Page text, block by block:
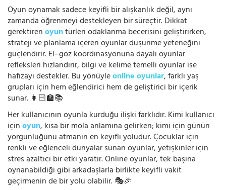
Oyun oynamak sadece keyifli bir alışkanlık değil, aynı
zamanda öğrenmeyi destekleyen bir süreçtir. Dikkat
gerektirenoyuntürleri odaklanma becerisini geliştirirken,
strateji ve planlama içeren oyunlar düşünme yeteneğini
güçlendirir. El–göz koordinasyonuna dayalı oyunlar
refleksleri hızlandırır, bilgi ve kelime temelli oyunlar ise
hafızayı destekler. Bu yönüyleonline oyunlar, farklı yaş
grupları için hem eğlendirici hem de geliştirici bir içerik
sunar. 👩🏻‍🏫📚
Her kullanıcının oyunla kurduğu ilişki farklıdır. Kimi kullanıcı
içinoyun, kısa bir mola anlamına gelirken; kimi için günün
yorgunluğunu atmanın en keyifli yoludur. Çocuklar için
renkli ve eğlenceli dünyalar sunan oyunlar, yetişkinler için
stres azaltıcı bir etki yaratır. Online oyunlar, tek başına
oynanabildiği gibi arkadaşlarla birlikte keyifli vakit
geçirmenin de bir yolu olabilir. 🎭🎉